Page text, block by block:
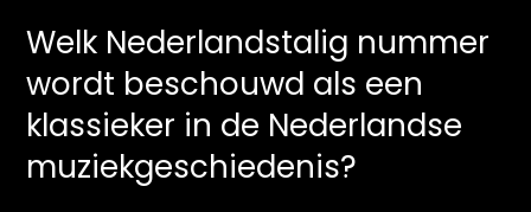
Welk Nederlandstalig nummer
wordt beschouwd als een
klassieker in de Nederlandse
muziekgeschiedenis?